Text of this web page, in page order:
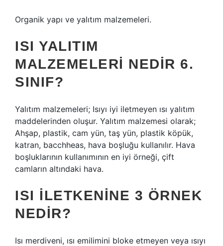
Organik yapı ve yalıtım malzemeleri.
ISI YALITIM
MALZEMELERI NEDIR 6.
SINIF?
Yalıtım malzemeleri; Isıyı iyi iletmeyen ısı yalıtım
maddelerinden oluşur. Yalıtım malzemesi olarak;
Ahşap, plastik, cam yün, taş yün, plastik köpük,
katran, bacchheas, hava boşluğu kullanılır. Hava
boşluklarının kullanımının en iyi örneği, çift
camların altındaki hava.
ISI ILETKENINE 3 ÖRNEK
NEDIR?
Isı merdiveni, ısı emilimini bloke etmeyen veya ısıyı